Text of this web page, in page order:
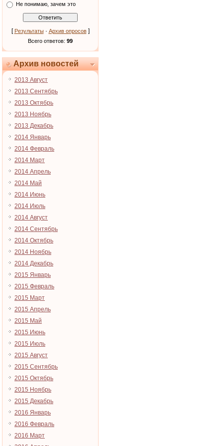
Не понимаю, зачем это
[ Результаты· Архив опросов]
Всего ответов: 99
Архив новостей
2013 Август
2013 Сентябрь
2013 Октябрь
2013 Ноябрь
2013 Декабрь
2014 Январь
2014 Февраль
2014 Март
2014 Апрель
2014 Май
2014 Июнь
2014 Июль
2014 Август
2014 Сентябрь
2014 Октябрь
2014 Ноябрь
2014 Декабрь
2015 Январь
2015 Февраль
2015 Март
2015 Апрель
2015 Май
2015 Июнь
2015 Июль
2015 Август
2015 Сентябрь
2015 Октябрь
2015 Ноябрь
2015 Декабрь
2016 Январь
2016 Февраль
2016 Март